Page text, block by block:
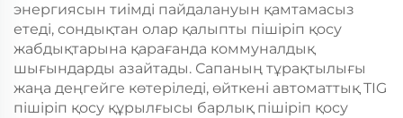
энергиясын тиімді пайдалануын қамтамасыз
етеді, сондықтан олар қалыпты пішіріп қосу
жабдықтарына қарағанда коммуналдық
шығындарды азайтады. Сапаның тұрақтылығы
жаңа деңгейге көтеріледі, өйткені автоматтық TIG
пішіріп қосу құрылғысы барлық пішіріп қосу